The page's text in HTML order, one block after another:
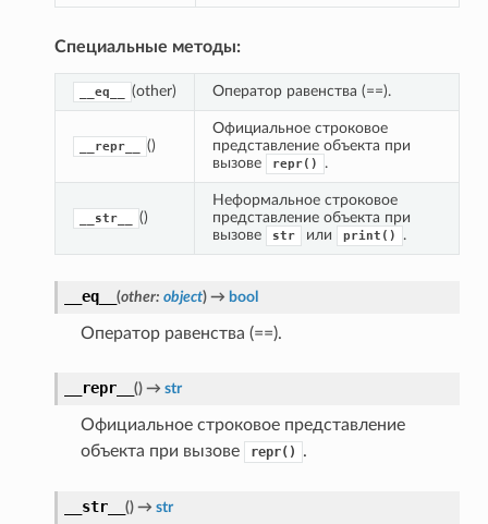
Специальные методы:
__eq__ (other) Оператор равенства (==).
__repr__ ()
Официальное строковое
представление объекта при
вызове
repr() .
__str__ ()
Неформальное строковое
представление объекта при
вызове
str или print() .
__eq__ (other: object) → bool
Оператор равенства (==).
__repr__ () → str
Официальное строковое представление
объекта при вызове
repr() .
__str__ () → str